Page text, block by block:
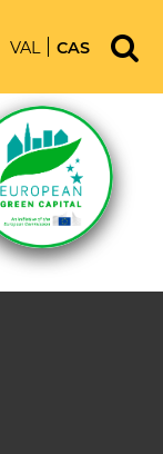
VAL CAS